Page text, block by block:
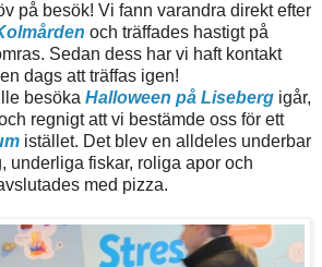
på besök! Vi fann varandra direkt efter
och träffades hastigt på
Sedan dess har vi haft kontakt
dags att träffas igen!
besöka Halloween på Liseberg igår,
regnigt att vi bestämde oss för ett
istället. Det blev en alldeles underbar
underliga fiskar, roliga apor och
med pizza.